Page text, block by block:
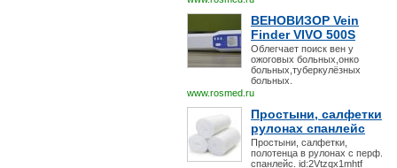
ВЕНОВИЗОР Vein
Finder VIVO 500S
Облегчает поиск вен у
ожоговых больных,онко
больных,туберкулёзных
больных.
www.rosmed.ru
Простыни, салфетки
рулонах спанлейс
Простыни, салфетки,
полотенца в рулонах с перф.
спанлейс. id:2Vtzqx1mhtf